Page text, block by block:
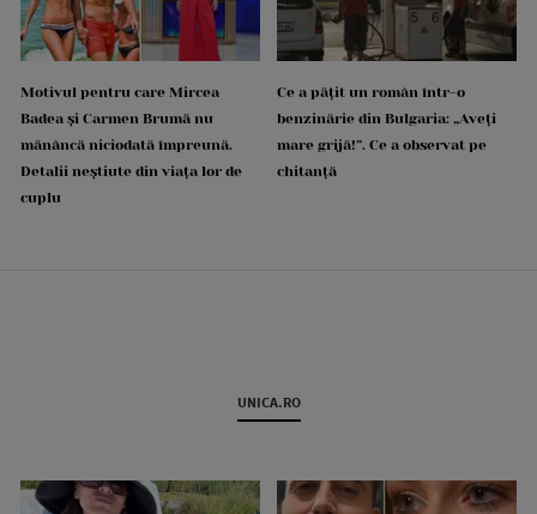
Motivul pentru care Mircea
Badea și Carmen Brumă nu
mănâncă niciodată împreună.
Detalii neștiute din viața lor de
cuplu
Ce a pățit un român într-o
benzinărie din Bulgaria: „Aveți
mare grijă!”. Ce a observat pe
chitanță
UNICA.RO